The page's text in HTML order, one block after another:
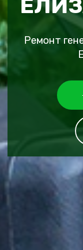
Ремонт